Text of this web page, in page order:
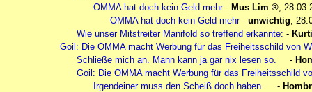
OMMA hat doch kein Geld mehr- Mus Lim
OMMA hat doch kein Geld mehr- unwichtig
Wie unser Mitstreiter Manifold so treffend erkannte: - Kurti
Goil: Die OMMA macht Werbung für das Freiheitsschild von
Schließe mich an. Mann kann ja gar nix lesen so.
-
Goil: Die OMMA macht Werbung für das Freiheitsschild
Irgendeiner muss den Scheiß doch haben.
-